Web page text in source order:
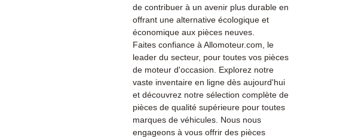
de contribuer à un avenir plus durable en
offrant une alternative écologique et
économique aux pièces neuves.
Faites confiance à Allomoteur.com, le
leader du secteur, pour toutes vos pièces
de moteur d'occasion. Explorez notre
vaste inventaire en ligne dès aujourd'hui
et découvrez notre sélection complète de
pièces de qualité supérieure pour toutes
marques de véhicules. Nous nous
engageons à vous offrir des pièces